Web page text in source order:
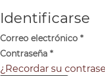
Identificarse
Correo electrónico *
Contraseña *
¿Recordar su